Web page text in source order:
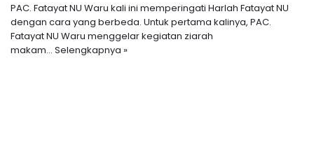
PAC. Fatayat NU Waru kali ini memperingati Harlah Fatayat NU
dengan cara yang berbeda. Untuk pertama kalinya, PAC.
Fatayat NU Waru menggelar kegiatan ziarah
makam… Selengkapnya »